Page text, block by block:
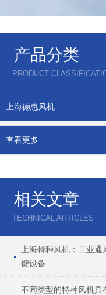
产品分类
PRODUCT
上海德惠风机
查看更多
相关文章
TECHNICAL ARTICLES
上海特种风机：工业
键设备
不同类型的特种风机具